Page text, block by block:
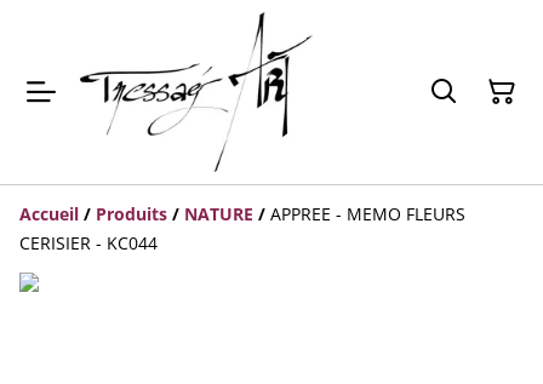
Accueil / Produits / NATURE / APPREE - MEMO FLEURS
CERISIER - KC044